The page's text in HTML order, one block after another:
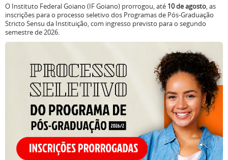
O Instituto Federal Goiano (IF Goiano) prorrogou, até 10 de agosto, as
inscrições para o processo seletivo dos Programas de Pós-Graduação
Stricto Sensu da Instituição, com ingresso previsto para o segundo
semestre de 2026.